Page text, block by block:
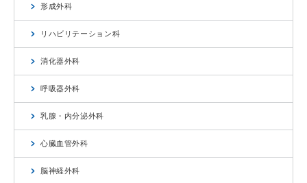
形成外科
リハビリテーション科
消化器外科
呼吸器外科
乳腺・内分泌外科
心臓血管外科
脳神経外科